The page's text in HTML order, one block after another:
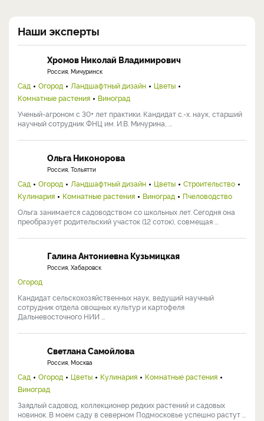
Наши эксперты
Хромов Николай Владимирович
Россия, Мичуринск
Сад Огород Ландшафтный дизайн
Цветы
Комнатные растения
Виноград
Ученый-агроном с 30+ лет практики. Кандидат с.-х. наук, старший
научный сотрудник ФНЦ им. И.В. Мичурина, ...
Ольга Никонорова
Россия, Тольятти
Сад Огород Ландшафтный дизайн Цветы
Строительство
Кулинария
Комнатные растения Виноград
Пчеловодство
Ольга занимается садоводством со школьных лет. Сегодня она
преобразует родительский участок (12 соток), совмещая ...
Галина Антониевна Кузьмицкая
Россия, Хабаровск
Огород
Кандидат сельскохозяйственных наук, ведущий научный
сотрудник отдела овощных культур и картофеля
Дальневосточного НИИ ...
Светлана Самойлова
Россия, Москва
Сад Огород Цветы Кулинария
Комнатные растения
Виноград
Заядлый садовод, коллекционер редких растений и садовых
новинок. В моем саду в северном Подмосковье успешно растут ...